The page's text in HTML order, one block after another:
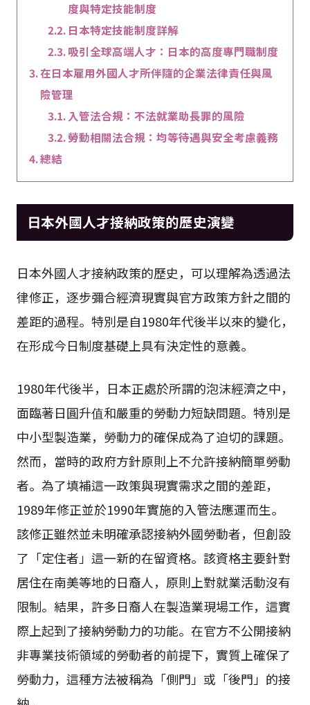
度與特定技能制度
日本特定技能制度詳解
吸引全球高端人才：日本的高度專門職制度
在日本雇用外國人才所伴隨的企業法律責任與風
險管理
入管法合規：不法就業助長罪的風險
勞動相關法合規：均等待遇與安全考慮義務
總結
日本外國人才接納政策的歷史演變
日本外國人才接納政策的歷史，可以理解為透過法
律修正，逐步彌合經濟現實與官方政策方針之間的
差距的過程。特別是自1980年代後半以來的變化，
在形成今日制度基礎上具有決定性的意義。
1980年代後半，日本正處於所謂的泡沫經濟之中，
面臨著日圓升值和嚴重的勞動力短缺問題。特別是
中小型製造業，勞動力的確保成為了迫切的課題。
然而，當時的政府方針原則上不允許接納簡單勞動
者。為了填補這一政策與現實需求之間的差距，
1989年修正並於1990年實施的入管法應運而生。
該修正雖然並未明確承認接納外國勞動者，但創設
了「定住者」這一新的在留資格。該資格主要針對
居住在南美等地的日裔人，原則上對就業活動沒有
限制。結果，許多日裔人在製造業現場工作，這實
際上起到了接納勞動力的功能。在官方不公開接納
非專業技術領域的勞動者的前提下，實質上確保了
勞動力，這種方法被稱為「側門」或「後門」的接